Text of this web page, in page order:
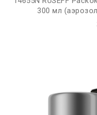
300 мл